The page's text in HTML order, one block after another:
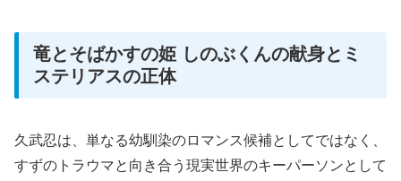
竜とそばかすの姫 しのぶくんの献身とミ
ステリアスの正体
久武忍は、単なる幼馴染のロマンス候補としてではなく、
すずのトラウマと向き合う現実世界のキーパーソンとして